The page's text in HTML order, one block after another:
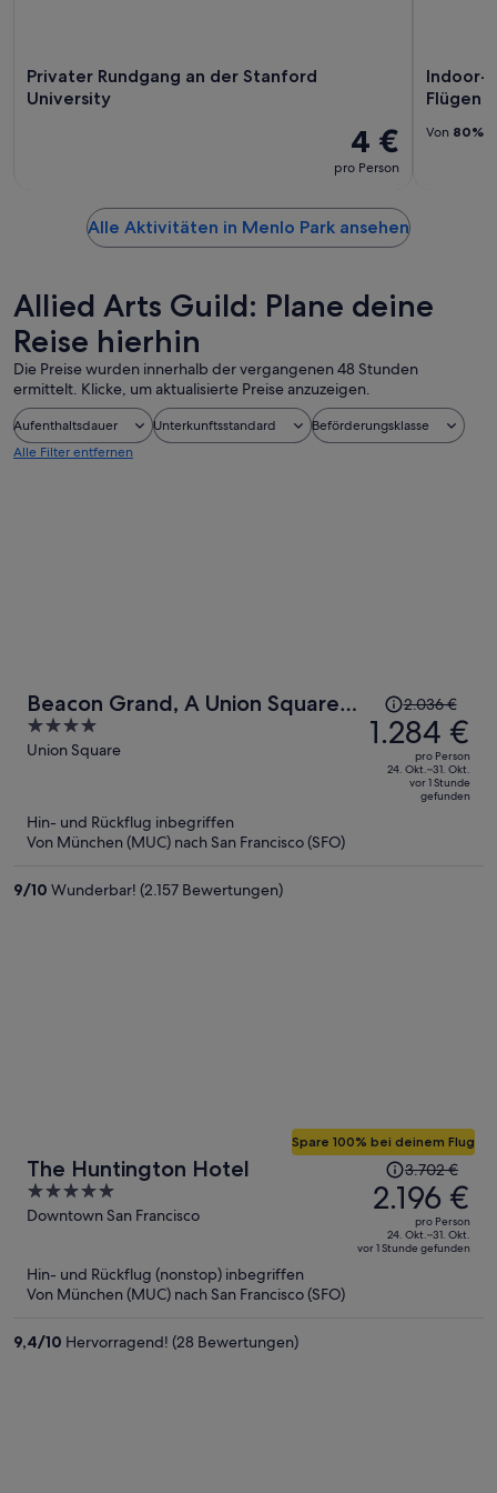
Privater Rundgang an der Stanford
University
4 €
pro Person
Indoor-
Flügen
Von 80%
Alle Aktivitäten in Menlo Park ansehen
Allied Arts Guild: Plane deine
Reise hierhin
Die Preise wurden innerhalb der vergangenen 48 Stunden
ermittelt. Klicke, um aktualisierte Preise anzuzeigen.
Aufenthaltsdauer Unterkunftsstandard
Beförderungsklasse
Alle Filter entfernen
Beacon Grand, A Union Square
Hotel
4
out
Union Square
Der
Preis
betrug
2.036 €,
2.036 €
1.284 €
pro Person
24. Okt.–31. Okt.
vor 1 Stunde
gefunden
Hin- und Rückflug inbegriffen
Von München (MUC) nach San Francisco (SFO)
9/10 Wunderbar! (2.157 Bewertungen)
The Huntington Hotel
5
out
Downtown San Francisco
Spare 100% bei deinem Flug
Der
Preis
betrug
3.702 €,
jetzt
3.702 €
2.196 €
pro Person
24. Okt.–31. Okt.
vor 1 Stunde gefunden
Hin- und Rückflug (nonstop) inbegriffen
Von München (MUC) nach San Francisco (SFO)
9,4/10 Hervorragend! (28 Bewertungen)